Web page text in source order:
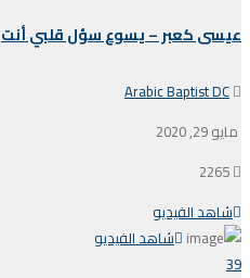
عيسى كعبر – يسوع سؤل قلبي أنت
Arabic Baptist DC
مايو 29, 2020
2265
شاهد الفيديو
شاهد الفيديو
39